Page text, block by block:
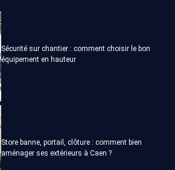
Sécurité sur chantier : comment choisir le bon
équipement en hauteur
Store banne, portail, clôture : comment bien
aménager ses extérieurs à Caen ?